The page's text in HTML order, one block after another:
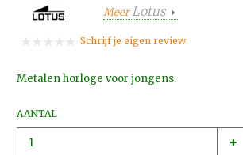
MeerLotus
Schrijf je eigen review
Metalen horloge voor jongens.
AANTAL